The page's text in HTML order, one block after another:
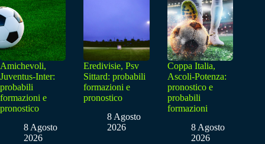
Amichevoli,
Juventus-Inter:
probabili
formazioni e
pronostico
8 Agosto
2026
Eredivisie, Psv
Sittard: probabili
formazioni e
pronostico
8 Agosto
2026
Coppa Italia,
Ascoli-Potenza:
pronostico e
probabili
formazioni
8 Agosto
2026